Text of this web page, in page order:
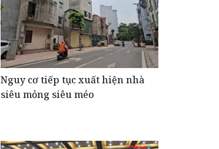
Nguy cơ tiếp tục xuất hiện nhà
siêu mỏng siêu méo